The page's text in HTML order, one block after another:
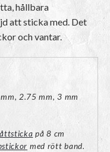
hållbara
att sticka med. Det
och vantar.
2.75 mm, 3 mm
på 8 cm
med rött band.